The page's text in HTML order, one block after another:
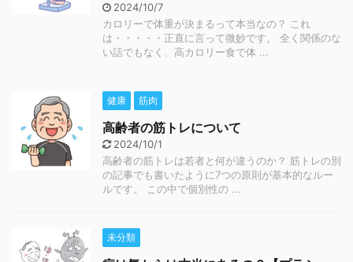
2024/10/7
カロリーで体重が決まるって本当なの？ これ
は・・・・・正直に言って微妙です。 全く関係のな
い話でもなく、高カロリー食で体 ...
健康 筋肉
高齢者の筋トレについて
2024/10/1
高齢者の筋トレは若者と何が違うのか？ 筋トレの別
の記事でも書いたように7つの原則が基本的なルー
ルです。 この中で個別性の ...
未分類